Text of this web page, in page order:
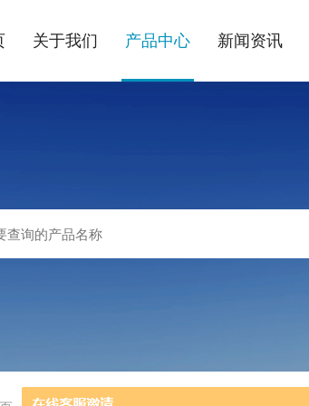
关于我们 产品中心 新闻资讯